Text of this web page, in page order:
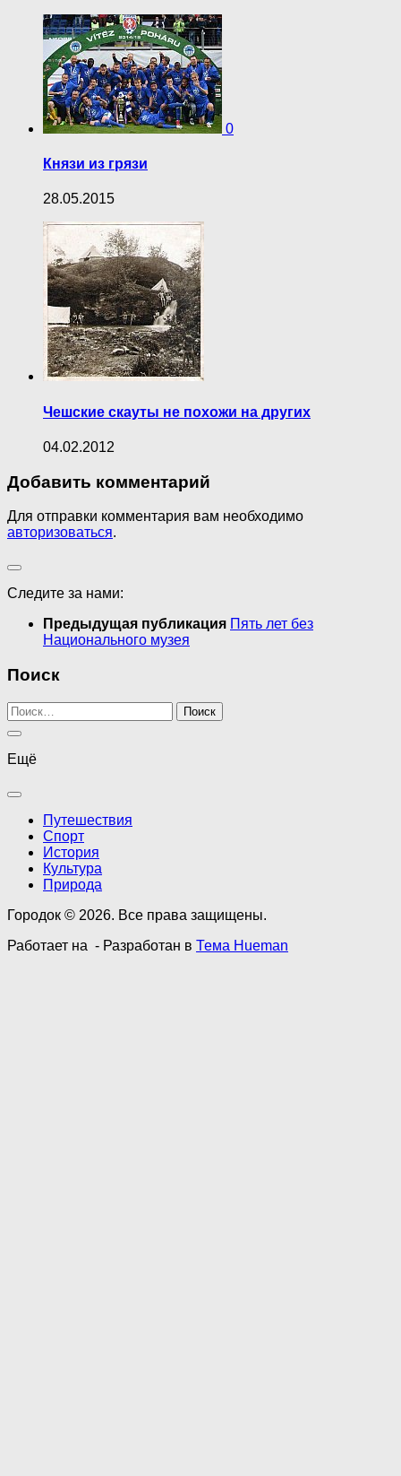
0
Князи из грязи
28.05.2015
Чешские скауты не похожи на других
04.02.2012
Добавить комментарий
Для отправки комментария вам необходимо
авторизоваться.
Следите за нами:
Предыдущая публикация Пять лет без
Национального музея
Поиск
Найти:
Ещё
Путешествия
Спорт
История
Культура
Природа
Городок © 2026. Все права защищены.
Работает на - Разработан в Тема Hueman